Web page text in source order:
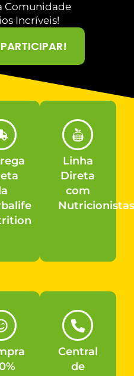
Comunidade
Incríveis!
Linha
Direta
com
Nutricionistas
Central
de